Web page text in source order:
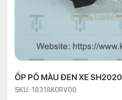
ỐP PÔ MÀU ĐEN XE SH2020
SKU: 18318K0RV00